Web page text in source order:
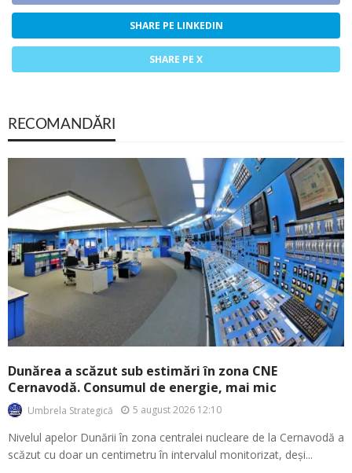
SHARE PE LINKEDIN
SHARE PE X
RECOMANDĂRI
Dunărea a scăzut sub estimări în zona CNE
Cernavodă. Consumul de energie, mai mic
Umbrela Strategică 5 august 2026 12:10
Nivelul apelor Dunării în zona centralei nucleare de la Cernavodă a
scăzut cu doar un centimetru în intervalul monitorizat, deși...